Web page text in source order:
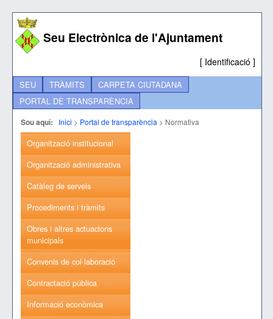
Seu Electrònica de l'Ajuntament
[ Identificació ]
SEU TRÀMITS
CARPETA CIUTADANA
PORTAL DE TRANSPARÈNCIA
Sou aquí: Inici > Portal de transparència > Normativa
Organització institucional
Organització administrativa
Catàleg de serveis
Procediments i tràmits
Obres i altres actuacions
municipals
Convenis de col·laboració
Contractació pública
Informació econòmica